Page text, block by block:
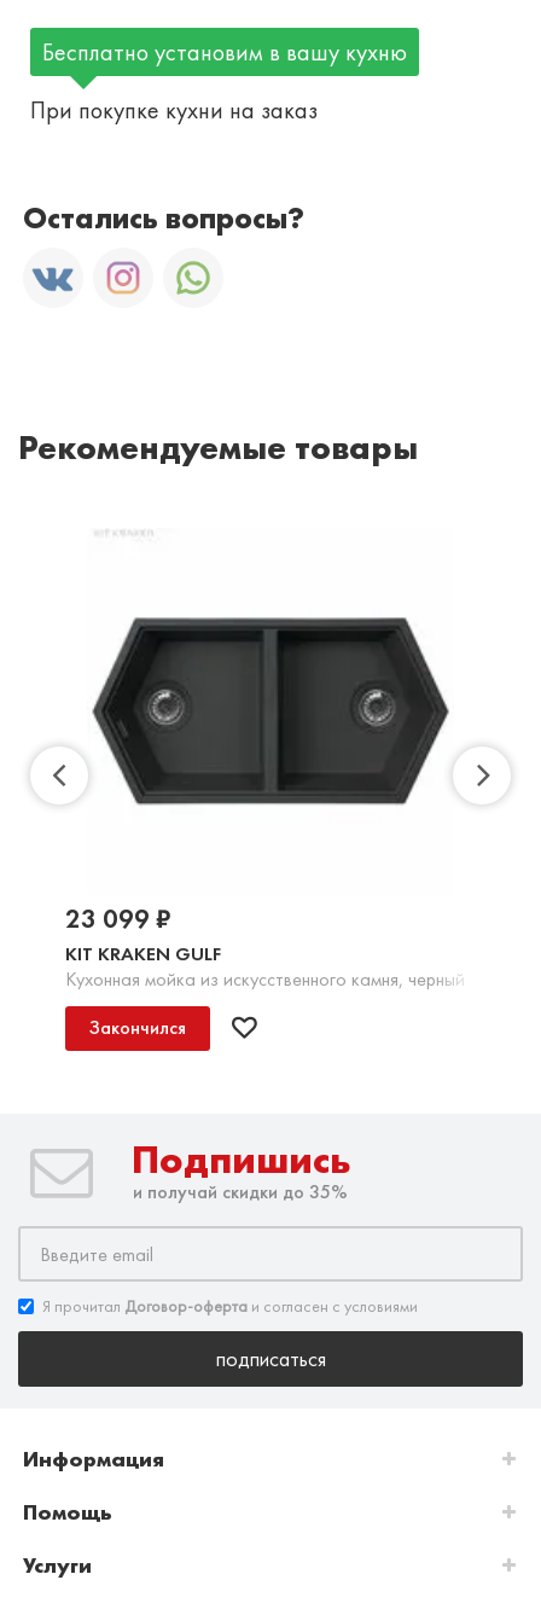
Бесплатно установим в вашу кухню
При покупке кухни на заказ
Остались вопросы?
Рекомендуемые товары
KIT KRAKEN GULF
Кухонная мойка из искусственного камня, черный
23 099 ₽
Закончился
Подпишись
и получай скидки до 35%
Я прочитал Договор-оферта и согласен с условиями
подписаться
Информация
Помощь
Услуги